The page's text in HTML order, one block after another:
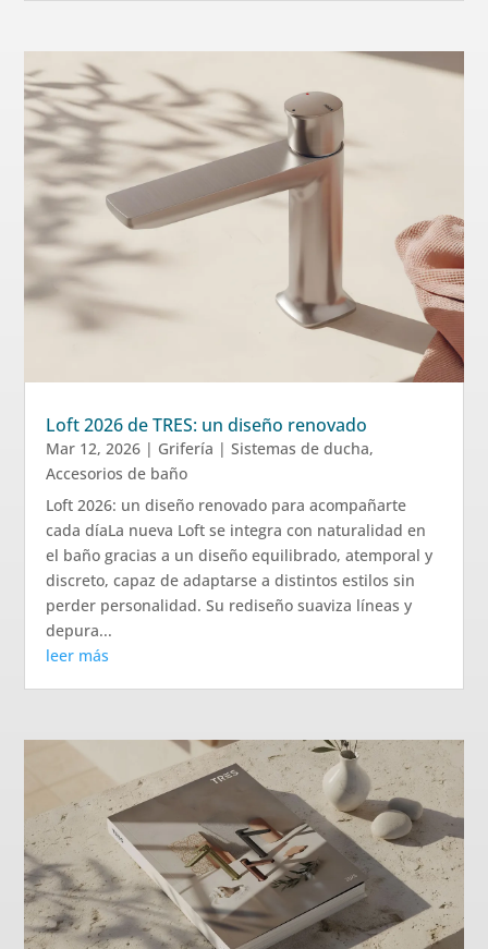
Loft 2026 de TRES: un diseño renovado
Mar 12, 2026 | Grifería | Sistemas de ducha,
Accesorios de baño
Loft 2026: un diseño renovado para acompañarte
cada díaLa nueva Loft se integra con naturalidad en
el baño gracias a un diseño equilibrado, atemporal y
discreto, capaz de adaptarse a distintos estilos sin
perder personalidad. Su rediseño suaviza líneas y
depura...
leer más